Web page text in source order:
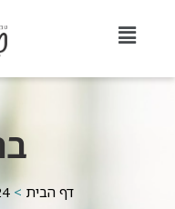
דף הבית >